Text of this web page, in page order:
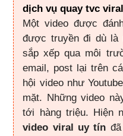
dịch vụ quay tvc
Một video được
được truyền đi dù là
sắp xếp qua môi
email, post lại trên
hội video như
mặt. Những video
tới hàng triệu. Hiện
video viral uy tín